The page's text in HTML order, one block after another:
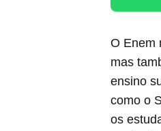
O Enem
mas
ensino
como o
os